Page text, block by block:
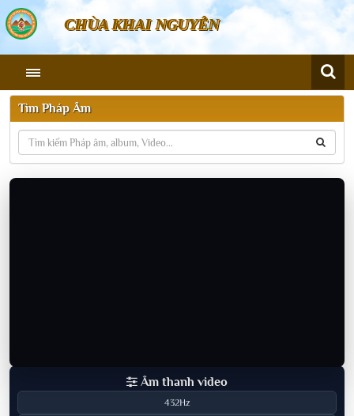
CHÙA KHAI NGUYÊN
Tìm Pháp Âm
Âm thanh video
432Hz